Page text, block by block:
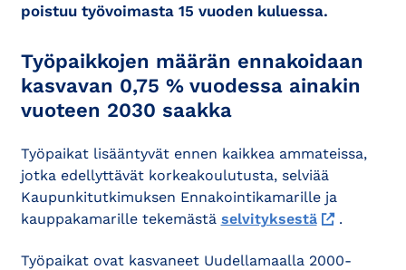
poistuu työvoimasta 15 vuoden kuluessa.
Työpaikkojen määrän ennakoidaan
kasvavan 0,75 % vuodessa ainakin
vuoteen 2030 saakka
Työpaikat lisääntyvät ennen kaikkea ammateissa,
jotka edellyttävät korkeakoulutusta, selviää
Kaupunkitutkimuksen Ennakointikamarille ja
kauppakamarille tekemästä selvityksestä .
Työpaikat ovat kasvaneet Uudellamaalla 2000-